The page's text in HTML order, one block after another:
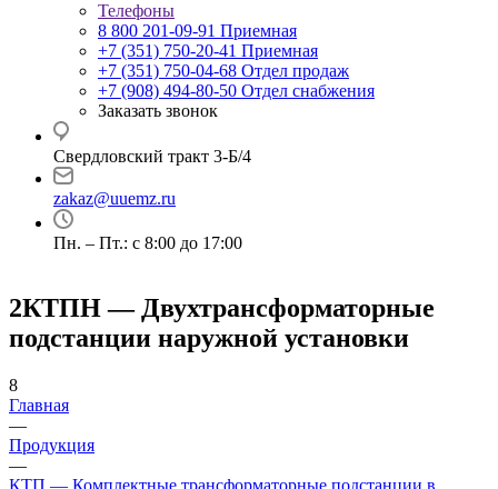
Телефоны
8 800 201-09-91 Приемная
+7 (351) 750-20-41 Приемная
+7 (351) 750-04-68 Отдел продаж
+7 (908) 494-80-50 Отдел снабжения
Заказать звонок
Свердловский тракт 3-Б/4
zakaz@uuemz.ru
Пн. – Пт.: с 8:00 до 17:00
2КТПН — Двухтрансформаторные
подстанции наружной установки
8
Главная
—
Продукция
—
КТП — Комплектные трансформаторные подстанции в